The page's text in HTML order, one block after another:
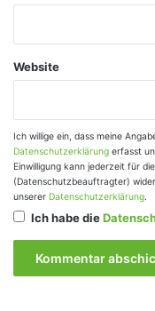
Website
Ich willige ein, dass meine
Datenschutzerklärung erfasst
Einwilligung kann jederzeit für
(Datenschutzbeauftragter)
unserer Datenschutzerklärung.
Ich habe die